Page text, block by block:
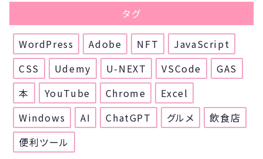
タグ
WordPress Adobe NFT
JavaScript
CSS
Udemy U-NEXT VSCode
GAS
本
YouTube Chrome
Excel
Windows
AI ChatGPT グルメ
飲食店
便利ツール